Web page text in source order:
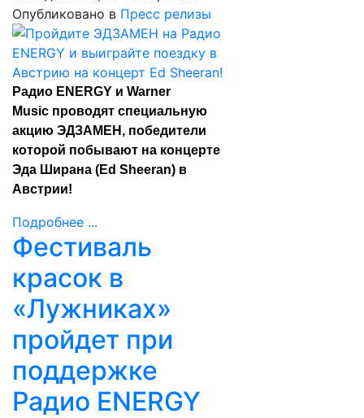
Опубликовано в Пресс релизы
Радио ENERGY и Warner
Music проводят специальную
акцию ЭДЗАМЕН, победители
которой побывают на концерте
Эда Ширана (Ed Sheeran) в
Австрии!
Подробнее ...
Фестиваль
красок в
«Лужниках»
пройдет при
поддержке
Радио ENERGY